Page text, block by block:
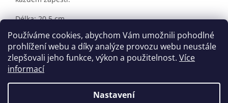
Používáme cookies, abychom Vám umožnili pohodlné
prohlížení webu a díky analýze provozu webu neustále
zlepšovali jeho funkce, výkon a použitelnost. Více
informací
Nastavení
Délka: 20,5 cm
Barva: černá, stříbrná
Vytvořil Shoptet